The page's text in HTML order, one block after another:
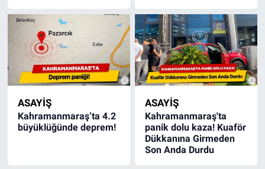
ASAYİŞ
Kahramanmaraş’ta 4.2
büyüklüğünde deprem!
ASAYİŞ
Kahramanmaraş'ta
panik dolu kaza! Kuaför
Dükkanına Girmeden
Son Anda Durdu